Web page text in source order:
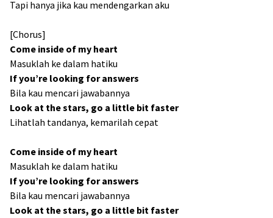
Tapi hanya jika kau mendengarkan aku
[Chorus]
Come inside of my heart
Masuklah ke dalam hatiku
If you’re looking for answers
Bila kau mencari jawabannya
Look at the stars, go a little bit faster
Lihatlah tandanya, kemarilah cepat
Come inside of my heart
Masuklah ke dalam hatiku
If you’re looking for answers
Bila kau mencari jawabannya
Look at the stars, go a little bit faster